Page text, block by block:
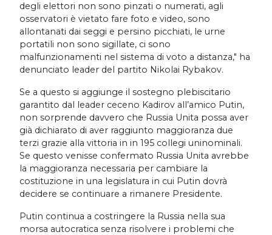
degli elettori non sono pinzati o numerati, agli
osservatori è vietato fare foto e video, sono
allontanati dai seggi e persino picchiati, le urne
portatili non sono sigillate, ci sono
malfunzionamenti nel sistema di voto a distanza," ha
denunciato leader del partito Nikolai Rybakov.
Se a questo si aggiunge il sostegno plebiscitario
garantito dal leader ceceno Kadirov all’amico Putin,
non sorprende davvero che Russia Unita possa aver
già dichiarato di aver raggiunto maggioranza due
terzi grazie alla vittoria in in 195 collegi uninominali.
Se questo venisse confermato Russia Unita avrebbe
la maggioranza necessaria per cambiare la
costituzione in una legislatura in cui Putin dovrà
decidere se continuare a rimanere Presidente.
Putin continua a costringere la Russia nella sua
morsa autocratica senza risolvere i problemi che